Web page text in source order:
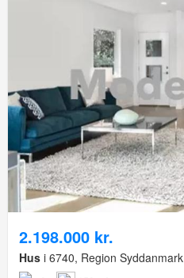
2.198.000 kr.
Hus i 6740, Region Syddanmark